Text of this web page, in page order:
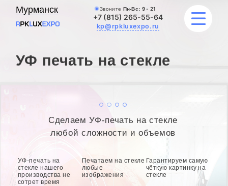
Мурманск Звоните Пн-Вс: 9 - 21
+7 (815) 265-55-64
kp@rpkluxexpo.ru
БЛОГ
О КОМПАНИИ
УФ печать на стекле
Сделаем УФ-печать на стекле
любой сложности и объемов
УФ-печать на
стекле нашего
производства не
сотрет время
Печатаем на стекле
любые
изображения
Гарантируем самую
чёткую картинку на
стекле